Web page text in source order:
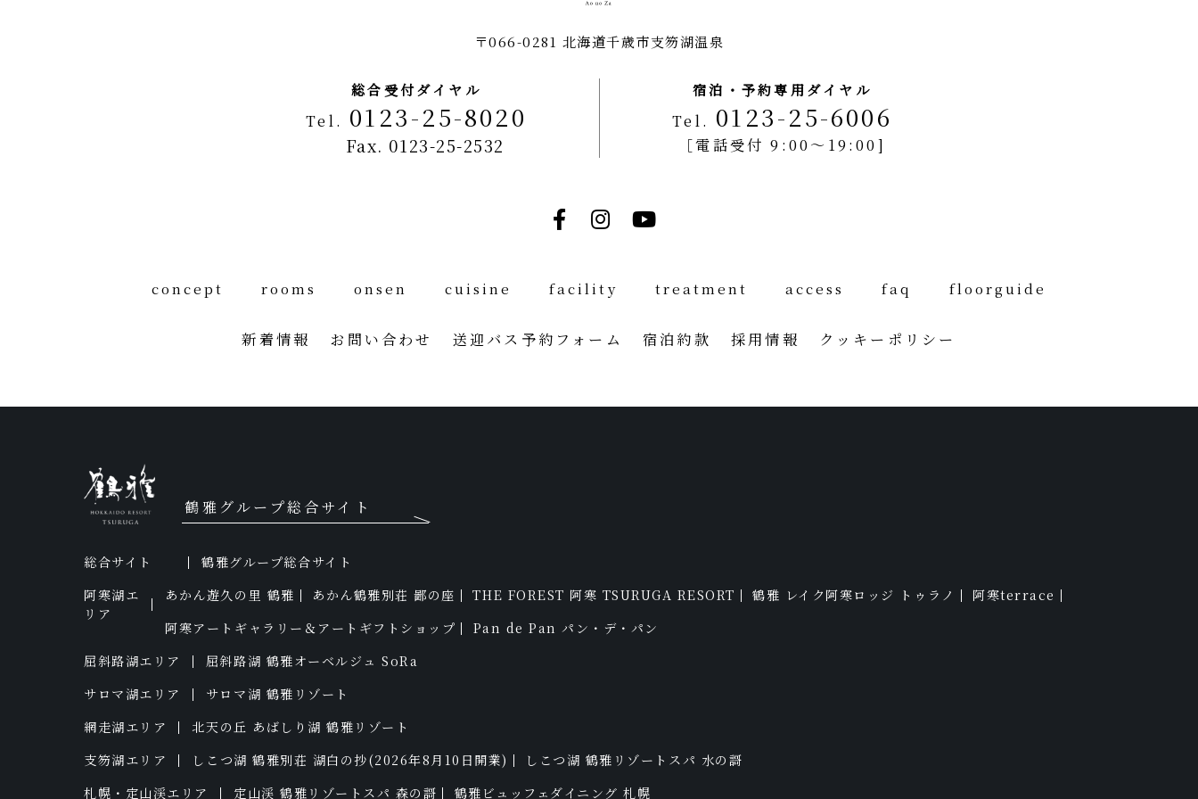
〒066-0281 北海道千歳市支笏湖温泉
総合受付ダイヤル
Tel. 0123-25-8020
Fax. 0123-25-2532
宿泊・予約専用ダイヤル
Tel. 0123-25-6006
［電話受付 9:00～19:00]
concept rooms onsen cuisine facility treatment access faq floorguide
新着情報 お問い合わせ 送迎バス予約フォーム 宿泊約款 採用情報 クッキーポリシー
鶴雅グループ総合サイト
総合サイト
鶴雅グループ総合サイト
阿寒湖エ
リア
あかん遊久の里 鶴雅 あかん鶴雅別荘 鄙の座 THE FOREST 阿寒 TSURUGA RESORT 鶴雅 レイク阿寒ロッジ トゥラノ
阿寒terrace
阿寒アートギャラリー＆アートギフトショップ
Pan de Pan パン・デ・パン
屈斜路湖エリア
屈斜路湖 鶴雅オーベルジュ SoRa
サロマ湖エリア
サロマ湖 鶴雅リゾート
網走湖エリア
北天の丘 あばしり湖 鶴雅リゾート
支笏湖エリア
しこつ湖 鶴雅別荘 湖白の抄(2026年8月10日開業)
しこつ湖 鶴雅リゾートスパ 水の謌
札幌・定山渓エリア
定山渓 鶴雅リゾートスパ 森の謌 鶴雅ビュッフェダイニング 札幌
facility
reservation